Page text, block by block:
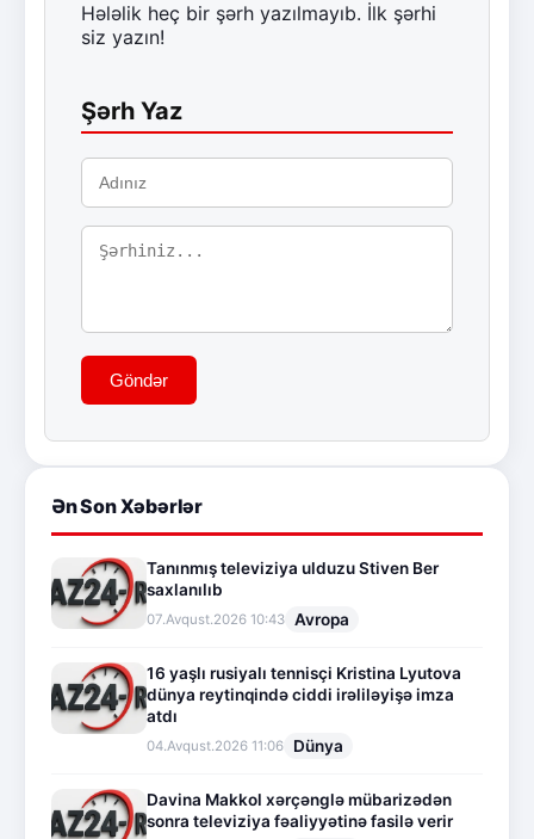
Hələlik heç bir şərh yazılmayıb. İlk şərhi
siz yazın!
Şərh Yaz
Göndər
Ən Son Xəbərlər
Tanınmış televiziya ulduzu Stiven Ber
saxlanılıb
07.Avqust.2026 10:43 Avropa
16 yaşlı rusiyalı tennisçi Kristina Lyutova
dünya reytinqində ciddi irəliləyişə imza
atdı
04.Avqust.2026 11:06 Dünya
Davina Makkol xərçənglə mübarizədən
sonra televiziya fəaliyyətinə fasilə verir